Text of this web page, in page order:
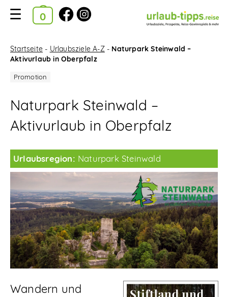
Kataloge
Suchfilter
Startseite
Urlaubsziele A-Z
Reise-Gewinnspiele
Neue Katalog-Tipps
Abonnieren
Ausgewählte Kataloge
Startseite - Urlaubsziele A-Z- Naturpark Steinwald –
Aktivurlaub in Oberpfalz
Naturpark Steinwald –
Aktivurlaub in Oberpfalz
Urlaubsregion: Naturpark Steinwald
Wandern und